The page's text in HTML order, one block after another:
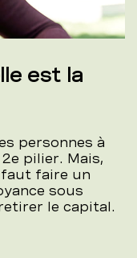
est la
personnes à
pilier. Mais,
faire un
sous
le capital.